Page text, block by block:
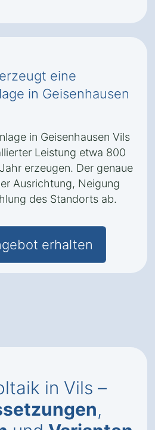
eine
in Geisenhausen
in Geisenhausen Vils
Leistung etwa 800
erzeugen. Der genaue
Ausrichtung, Neigung
des Standorts ab.
erhalten
in Vils –
,